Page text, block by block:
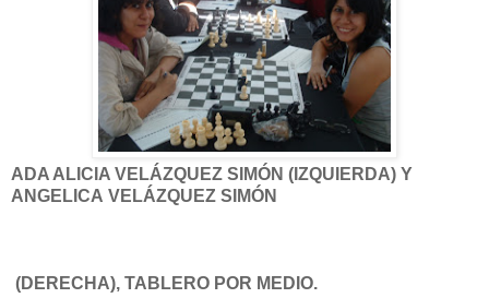
ADA ALICIA VELÁZQUEZ SIMÓN (IZQUIERDA) Y
ANGELICA VELÁZQUEZ SIMÓN
(DERECHA), TABLERO POR MEDIO.